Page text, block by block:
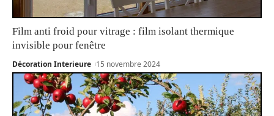
Film anti froid pour vitrage : film isolant thermique
invisible pour fenêtre
Décoration Interieure 15 novembre 2024